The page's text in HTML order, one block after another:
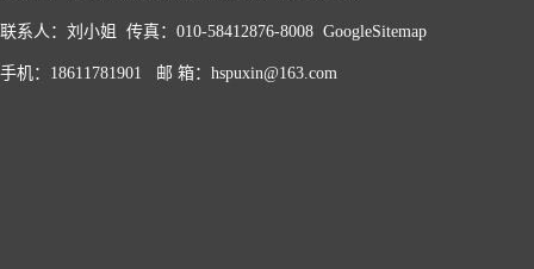
联系人：刘小姐 传真：010-58412876-8008 GoogleSitemap
手机：18611781901 邮 箱：hspuxin@163.com